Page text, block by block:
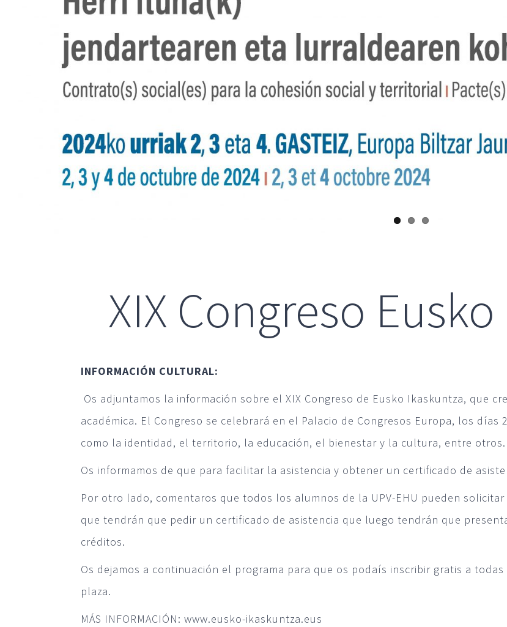
XIX Congreso
INFORMACIÓN CULTURAL:
Os adjuntamos la información sobre el XIX Congreso de Eusko Ikaskuntza, que
académica. El Congreso se celebrará en el Palacio de Congresos Europa, los
como la identidad, el territorio, la educación, el bienestar y la cultura, entre otros.
Os informamos de que para facilitar la asistencia y obtener un certificado de
Por otro lado, comentaros que todos los alumnos de la UPV-EHU pueden
que tendrán que pedir un certificado de asistencia que luego tendrán que
créditos.
Os dejamos a continuación el programa para que os podaís inscribir gratis a
plaza.
MÁS INFORMACIÓN: www.eusko-ikaskuntza.eus